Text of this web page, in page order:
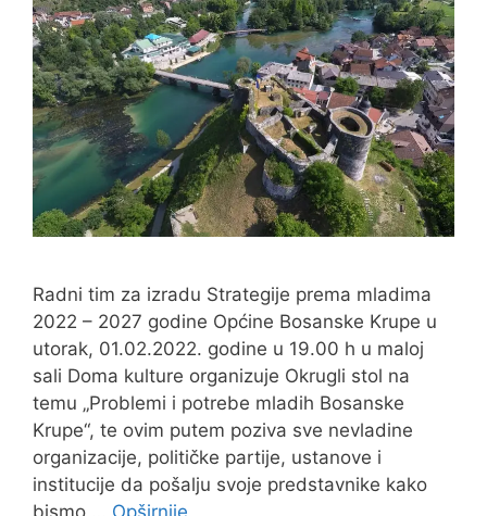
Radni tim za izradu Strategije prema mladima
2022 – 2027 godine Općine Bosanske Krupe u
utorak, 01.02.2022. godine u 19.00 h u maloj
sali Doma kulture organizuje Okrugli stol na
temu „Problemi i potrebe mladih Bosanske
Krupe“, te ovim putem poziva sve nevladine
organizacije, političke partije, ustanove i
institucije da pošalju svoje predstavnike kako